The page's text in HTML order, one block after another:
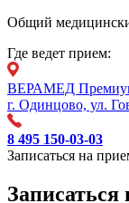
Общий
Где ведет прием:
ВЕРАМЕД
г. Одинцово, ул.
8 495 150-03-03
Записаться на
Записаться